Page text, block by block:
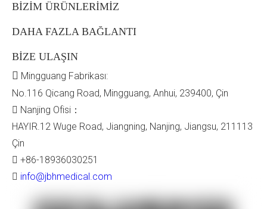
BİZİM ÜRÜNLERİMİZ
DAHA FAZLA BAĞLANTI
BİZE ULAŞIN
 Mingguang Fabrikası:
No.116 Qicang Road, Mingguang, Anhui, 239400, Çin
 Nanjing Ofisi：
HAYIR.12 Wuge Road, Jiangning, Nanjing, Jiangsu, 211113
Çin
 +86-18936030251
 info@jbhmedical.com